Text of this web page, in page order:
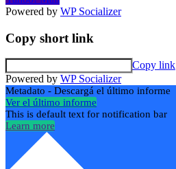
Powered by WP Socializer
Copy short link
Copy link
Powered by WP Socializer
Metadato - Descargá el último informe
Ver el último informe
This is default text for notification bar
Learn more